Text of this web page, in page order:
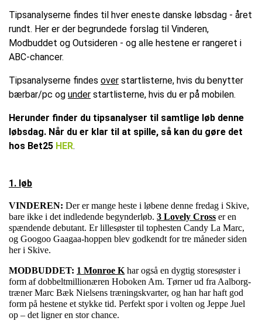
Tipsanalyserne findes til hver eneste danske løbsdag - året
rundt. Her er der begrundede forslag til Vinderen,
Modbuddet og Outsideren - og alle hestene er rangeret i
ABC-chancer.
Tipsanalyserne findes over startlisterne, hvis du benytter
bærbar/pc og under startlisterne, hvis du er på mobilen.
Herunder finder du tipsanalyser til samtlige løb denne
løbsdag. Når du er klar til at spille, så kan du gøre det
hos Bet25 HER.
1. løb
VINDEREN: Der er mange heste i løbene denne fredag i Skive,
bare ikke i det indledende begynderløb. 3 Lovely Cross er en
spændende debutant. Er lillesøster til tophesten Candy La Marc,
og Googoo Gaagaa-hoppen blev godkendt for tre måneder siden
her i Skive.
MODBUDDET: 1 Monroe K har også en dygtig storesøster i
form af dobbeltmillionæren Hoboken Am. Tørner ud fra Aalborg-
træner Marc Bæk Nielsens træningskvarter, og han har haft god
form på hestene et stykke tid. Perfekt spor i volten og Jeppe Juel
op – det ligner en stor chance.